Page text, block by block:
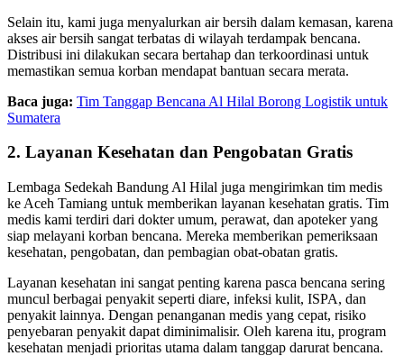
Selain itu, kami juga menyalurkan air bersih dalam kemasan, karena
akses air bersih sangat terbatas di wilayah terdampak bencana.
Distribusi ini dilakukan secara bertahap dan terkoordinasi untuk
memastikan semua korban mendapat bantuan secara merata.
Baca juga: Tim Tanggap Bencana Al Hilal Borong Logistik untuk
Sumatera
2. Layanan Kesehatan dan Pengobatan Gratis
Lembaga Sedekah Bandung Al Hilal juga mengirimkan tim medis
ke Aceh Tamiang untuk memberikan layanan kesehatan gratis. Tim
medis kami terdiri dari dokter umum, perawat, dan apoteker yang
siap melayani korban bencana. Mereka memberikan pemeriksaan
kesehatan, pengobatan, dan pembagian obat-obatan gratis.
Layanan kesehatan ini sangat penting karena pasca bencana sering
muncul berbagai penyakit seperti diare, infeksi kulit, ISPA, dan
penyakit lainnya. Dengan penanganan medis yang cepat, risiko
penyebaran penyakit dapat diminimalisir. Oleh karena itu, program
kesehatan menjadi prioritas utama dalam tanggap darurat bencana.